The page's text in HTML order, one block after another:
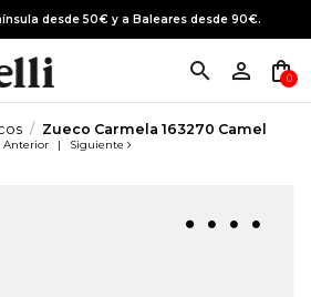
desde 50€ y a Baleares desde 90€.
search person_outline shopping_bag
0
Zueco Carmela 163270 Camel
Anterior | Siguiente